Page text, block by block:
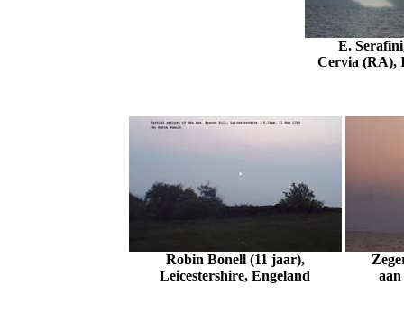
E.
Cervia (RA),
Robin Bonell (11 jaar),
Leicestershire, Engeland
aan